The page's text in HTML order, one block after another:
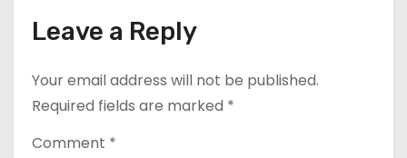
o
n
Leave a Reply
Your email address will not be published.
Required fields are marked *
Comment *